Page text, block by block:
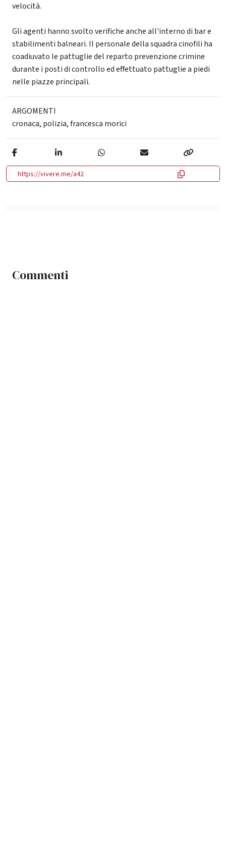
velocità.
Gli agenti hanno svolto verifiche anche all'interno di bar e
stabilimenti balneari. Il personale della squadra cinofili ha
coadiuvato le pattuglie del reparto prevenzione crimine
durante i posti di controllo ed effettuato pattuglie a piedi
nelle piazze principali.
ARGOMENTI
cronaca, polizia,francesca morici
https://vivere.me/a42
Commenti